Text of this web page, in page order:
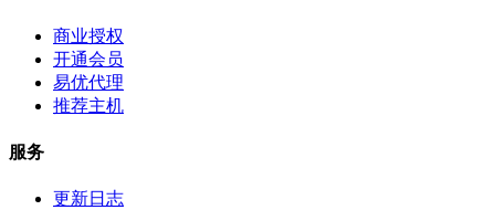
商业授权
开通会员
易优代理
推荐主机
服务
更新日志